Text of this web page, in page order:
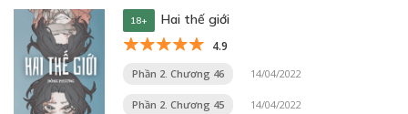
18+ Hai thế giới
4.9
Phần 2. Chương 46 14/04/2022
Phần 2. Chương 45 14/04/2022